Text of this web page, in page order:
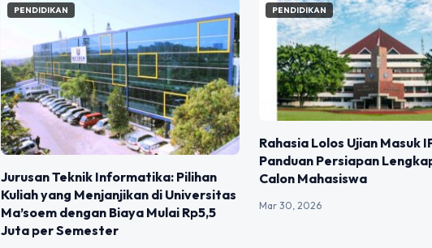
PENDIDIKAN
Jurusan Teknik Informatika: Pilihan
Kuliah yang Menjanjikan di Universitas
Ma’soem dengan Biaya Mulai Rp5,5
Juta per Semester
PENDIDIKAN
Rahasia Lolos Ujian Masuk
Panduan Persiapan
Calon Mahasiswa
Mar 30, 2026